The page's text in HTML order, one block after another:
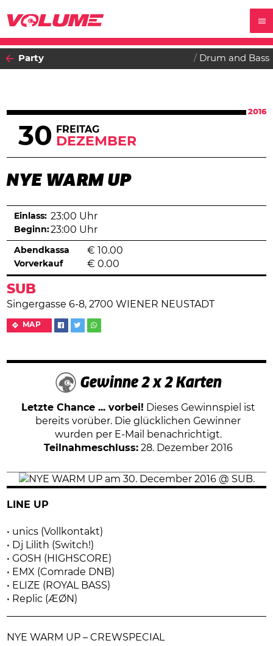
Party Drum and Bass
2016
30 FREITAG
DEZEMBER
NYE WARM UP
SUB
Singergasse 6-8, 2700 WIENER NEUSTADT
MAP
Einlass: 23:00 Uhr
Beginn:23:00 Uhr
Abendkassa € 10.00
Vorverkauf € 0.00
Gewinne 2 x 2 Karten
Letzte Chance ... vorbei! Dieses Gewinnspiel ist
bereits vorüber. Die glücklichen Gewinner
wurden per E-Mail benachrichtigt.
Teilnahmeschluss:28. Dezember 2016
LINE UP
• unics (Vollkontakt)
• Dj Lilith (Switch!)
• GOSH (HIGHSCORE)
• EMX (Comrade DNB)
• ELIZE (ROYAL BASS)
• Replic (ÆØN)
NYE WARM UP – CREWSPECIAL